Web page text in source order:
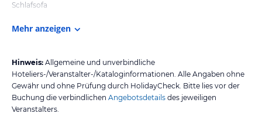
Schlafsofa
Mehr anzeigen
Hinweis: Allgemeine und unverbindliche
Hoteliers-/Veranstalter-/Kataloginformationen. Alle Angaben ohne
Gewähr und ohne Prüfung durch HolidayCheck. Bitte lies vor der
Buchung die verbindlichen Angebotsdetails des jeweiligen
Veranstalters.